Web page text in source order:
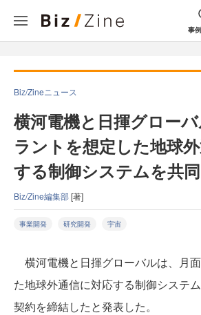
事
Biz/Zineニュース
横河電機と日揮グロー
ラントを想定した地球
する制御システムを共
Biz/Zine編集部[著]
事業開発 研究開発 宇宙
横河電機と日揮グローバルは、月
た地球外通信に対応する制御システ
契約を締結したと発表した。